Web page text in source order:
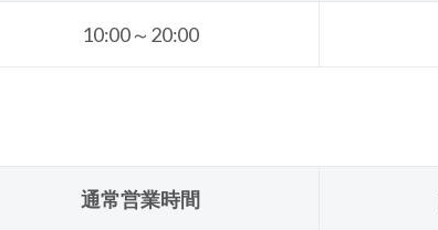
10:00～20:00
通常営業時間